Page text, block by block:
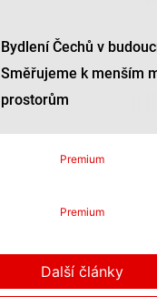
Bydlení Čechů v
Směřujeme k menším
prostorům
Premium
Premium
Další články